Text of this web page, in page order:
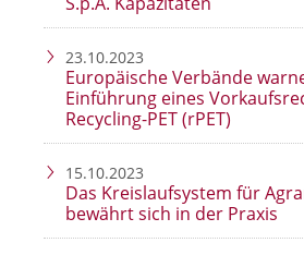
23.10.2023
Europäische Verbände
Einführung eines
Recycling-PET (rPET)
15.10.2023
Das Kreislaufsystem für
bewährt sich in der Praxis